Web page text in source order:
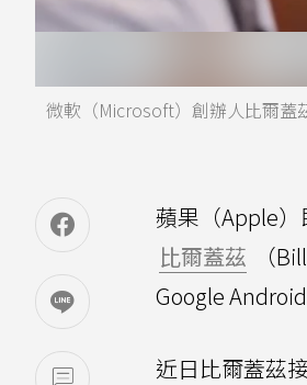
微軟（Microsoft）創辦人比爾蓋
蘋果（Apple
比爾蓋茲
（
Google
近日比爾蓋茲